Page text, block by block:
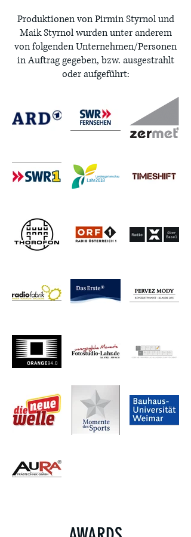
Produktionen von Pirmin Styrnol und
Maik Styrnol wurden unter anderem
von folgenden Unternehmen/Personen
in Auftrag gegeben, bzw. ausgestrahlt
oder aufgeführt: